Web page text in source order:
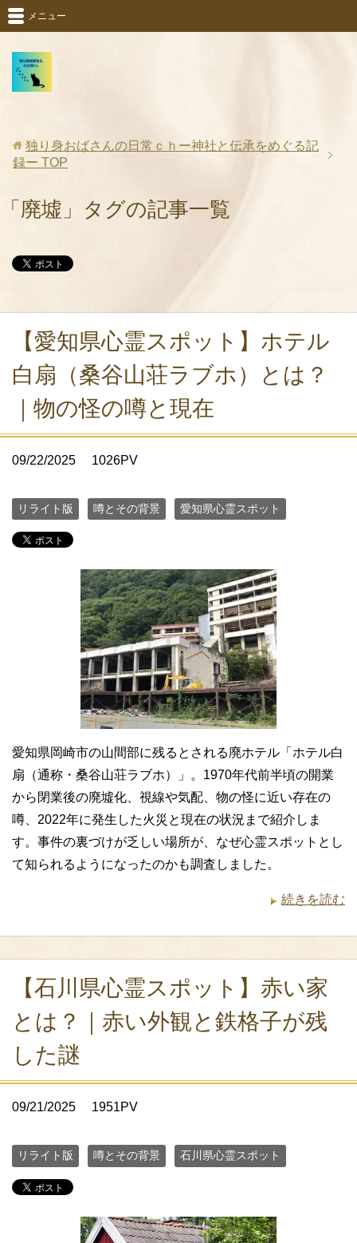
メニュー
独り身おばさんの日常ｃｈー神社と伝承をめぐる記
録ー TOP
「廃墟」タグの記事一覧
【愛知県心霊スポット】ホテル
白扇（桑谷山荘ラブホ）とは？
｜物の怪の噂と現在
09/22/2025 1026PV
リライト版 噂とその背景 愛知県心霊スポット
愛知県岡崎市の山間部に残るとされる廃ホテル「ホテル白
扇（通称・桑谷山荘ラブホ）」。1970年代前半頃の開業
から閉業後の廃墟化、視線や気配、物の怪に近い存在の
噂、2022年に発生した火災と現在の状況まで紹介しま
す。事件の裏づけが乏しい場所が、なぜ心霊スポットとし
て知られるようになったのかも調査しました。
続きを読む
【石川県心霊スポット】赤い家
とは？｜赤い外観と鉄格子が残
した謎
09/21/2025 1951PV
リライト版 噂とその背景 石川県心霊スポット